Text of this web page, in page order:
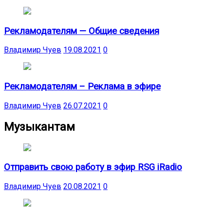
Рекламодателям — Общие сведения
Владимир Чуев 19.08.2021 0
Рекламодателям – Реклама в эфире
Владимир Чуев 26.07.2021 0
Музыкантам
Отправить свою работу в эфир RSG iRadio
Владимир Чуев 20.08.2021 0